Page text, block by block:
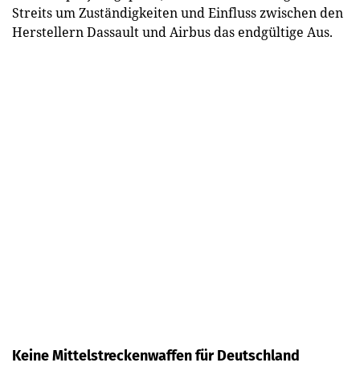
Streits um Zuständigkeiten und Einfluss zwischen den
Herstellern Dassault und Airbus das endgültige Aus.
Keine Mittelstreckenwaffen für Deutschland